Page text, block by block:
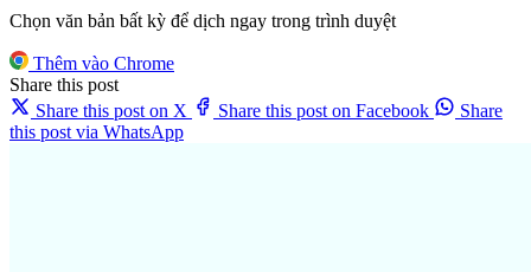
Chọn văn bản bất kỳ để dịch ngay trong trình duyệt
Thêm vào Chrome
Share this post
Share this post on X
Share this post on Facebook
Share
this post via WhatsApp